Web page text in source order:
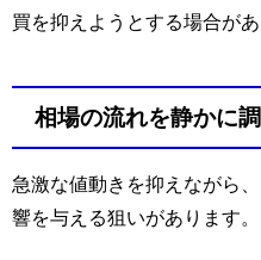
買を抑えようとする場合があ
相場の流れを静かに
急激な値動きを抑えながら
響を与える狙いがあります。